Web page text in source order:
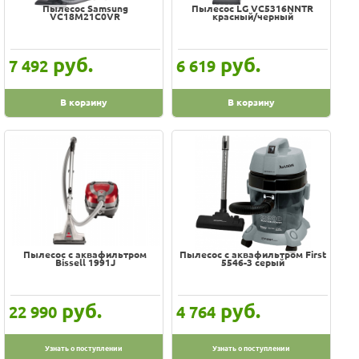
Пылесос Samsung
VC18M21C0VR
7 492 руб.
В корзину
Пылесос LG VC5316NNTR
красный/черный
6 619 руб.
В корзину
Пылесос с аквафильтром
Bissell 1991J
22 990 руб.
Узнать о поступлении
Пылесос с аквафильтром First
5546-3 серый
4 764 руб.
Узнать о поступлении